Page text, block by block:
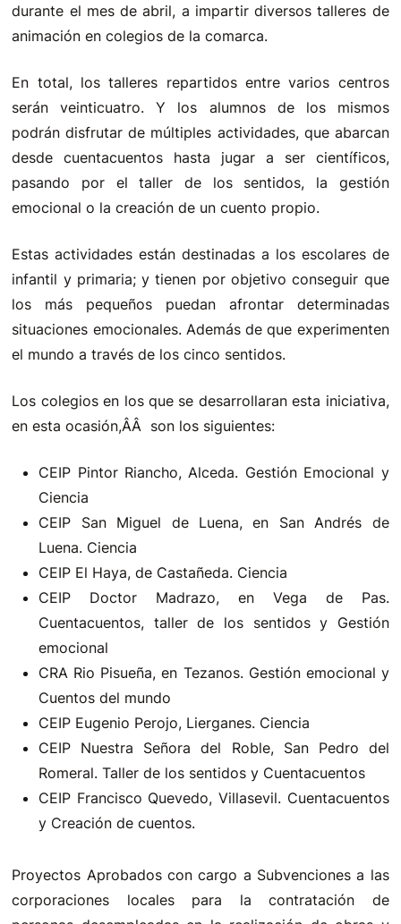
durante el mes de abril, a impartir diversos talleres de
animación en colegios de la comarca.
En total, los talleres repartidos entre varios centros
serán veinticuatro. Y los alumnos de los mismos
podrán disfrutar de múltiples actividades, que abarcan
desde cuentacuentos hasta jugar a ser científicos,
pasando por el taller de los sentidos, la gestión
emocional o la creación de un cuento propio.
Estas actividades están destinadas a los escolares de
infantil y primaria; y tienen por objetivo conseguir que
los más pequeños puedan afrontar determinadas
situaciones emocionales. Además de que experimenten
el mundo a través de los cinco sentidos.
Los colegios en los que se desarrollaran esta iniciativa,
en esta ocasión,ÂÂ son los siguientes:
CEIP Pintor Riancho, Alceda. Gestión Emocional y
Ciencia
CEIP San Miguel de Luena, en San Andrés de
Luena. Ciencia
CEIP El Haya, de Castañeda. Ciencia
CEIP Doctor Madrazo, en Vega de Pas.
Cuentacuentos, taller de los sentidos y Gestión
emocional
CRA Rio Pisueña, en Tezanos. Gestión emocional y
Cuentos del mundo
CEIP Eugenio Perojo, Lierganes. Ciencia
CEIP Nuestra Señora del Roble, San Pedro del
Romeral. Taller de los sentidos y Cuentacuentos
CEIP Francisco Quevedo, Villasevil. Cuentacuentos
y Creación de cuentos.
Proyectos Aprobados con cargo a Subvenciones a las
corporaciones locales para la contratación de